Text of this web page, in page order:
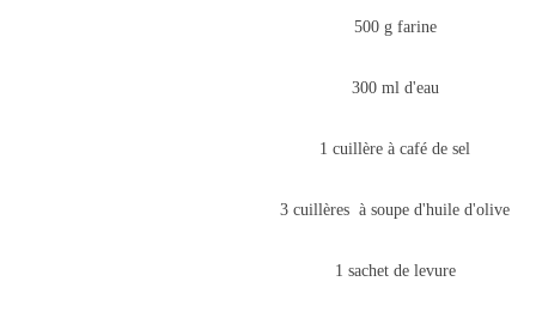
500 g farine
300 ml d'eau
1 cuillère à café de sel
3 cuillères à soupe d'huile d'olive
1 sachet de levure